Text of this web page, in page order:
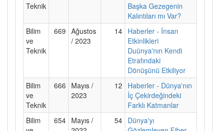
Teknik
Başka Gezegenin
Kalıntıları mı Var?
Bilim
ve
Teknik
669 Ağustos
/ 2023
14 Haberler - İnsan
Etkinlikleri
Duünya'nın Kendi
Etrafındaki
Dönüşünü Etkiliyor
Bilim
ve
Teknik
666
Mayıs /
2023
12
Haberler - Dünya'nın
İç Çekirdeğindeki
Farklı Katmanlar
Bilim
654 Mayıs /
54 Dünya'yı